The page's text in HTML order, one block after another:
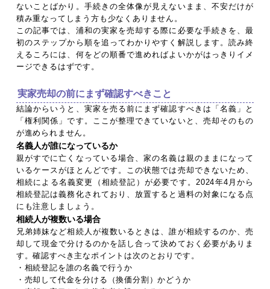
ないことばかり。手続きの全体像が見えないまま、不安だけが
積み重なってしまう方も少なくありません。
この記事では、浦和の実家を売却する際に必要な手続きを、最
初のステップから順を追ってわかりやすく解説します。読み終
えるころには、何をどの順番で進めればよいかがはっきりイメ
ージできるはずです。
実家売却の前にまず確認すべきこと
結論からいうと、実家を売る前にまず確認すべきは「名義」と
「権利関係」です。ここが整理できていないと、売却そのもの
が進められません。
名義人が誰になっているか
親がすでに亡くなっている場合、家の名義は親のままになって
いるケースがほとんどです。この状態では売却できないため、
相続による名義変更（相続登記）が必要です。2024年4月から
相続登記は義務化されており、放置すると過料の対象になる点
にも注意しましょう。
相続人が複数いる場合
兄弟姉妹など相続人が複数いるときは、誰が相続するのか、売
却して現金で分けるのかを話し合って決めておく必要がありま
す。確認すべき主なポイントは次のとおりです。
・相続登記を誰の名義で行うか
・売却して代金を分ける（換価分割）かどうか